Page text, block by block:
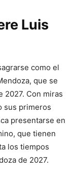
Luis
como el
que se
2027. Con miras
sus primeros
presentarse en
que tienen
los tiempos
de 2027.